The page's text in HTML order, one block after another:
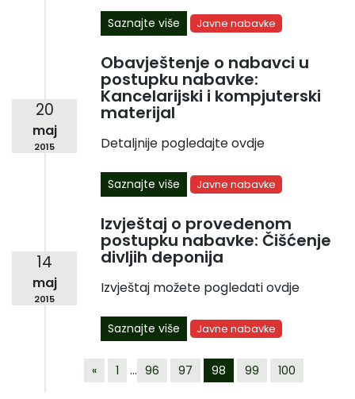
Saznajte više Javne nabavke
20
maj
2015
Obavještenje o nabavci u
postupku nabavke:
Kancelarijski i kompjuterski
materijal
Detaljnije pogledajte ovdje
Saznajte više Javne nabavke
14
maj
2015
Izvještaj o provedenom
postupku nabavke: Čišćenje
divljih deponija
Izvještaj možete pogledati ovdje
Saznajte više Javne nabavke
« 1 … 96 97 98 99 100